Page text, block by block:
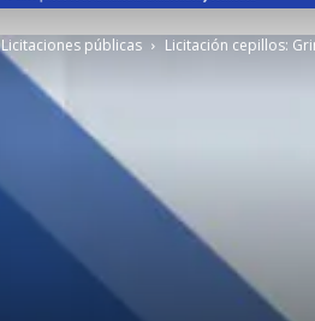
Licitaciones públicas Licitación cepillos: